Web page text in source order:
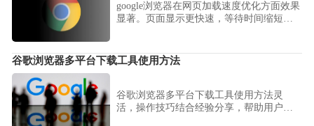
google浏览器在网页加载速度优化方面效果
显著。页面显示更快速，等待时间缩短，
谷歌浏览器多平台下载工具使用方法
谷歌浏览器多平台下载工具使用方法灵
活，操作技巧结合经验分享，帮助用户高